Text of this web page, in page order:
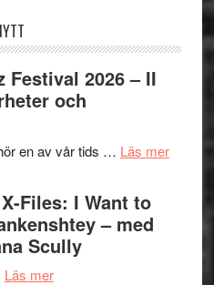
Festival 2026 – II
och
en av vår tids … Läs merom
Files: I Want to
– med
Scully
Läs merom